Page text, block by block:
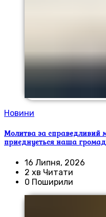
Новини
Молитва за справедливий
приєднується наша
16 Липня, 2026
2 хв Читати
0 Поширили